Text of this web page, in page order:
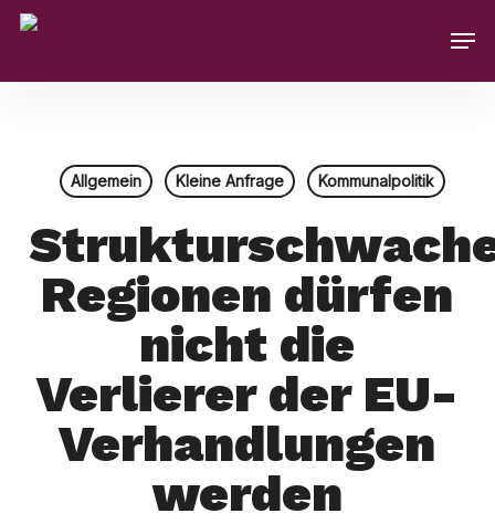
Skip
main
Allgemein Kleine Anfrage Kommunalpolitik
Regionen dürfen
nicht die
Verlierer der EU-
Verhandlungen
werden